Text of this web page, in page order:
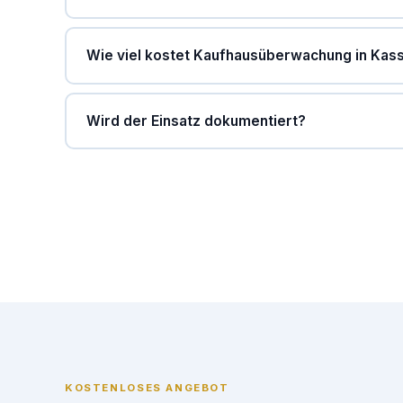
Wie viel kostet Kaufhausüberwachung in
Wird der Einsatz dokumentiert?
KOSTENLOSES ANGEBOT